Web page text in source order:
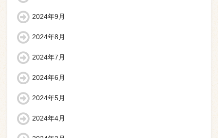
2024年9月
2024年8月
2024年7月
2024年6月
2024年5月
2024年4月